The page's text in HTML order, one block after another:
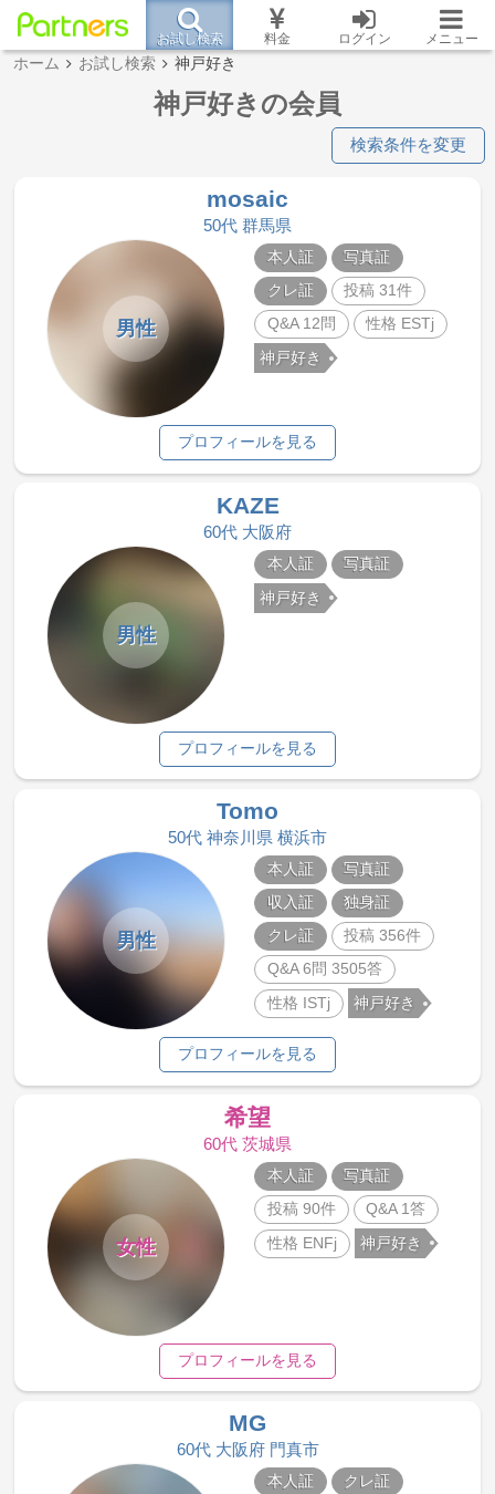
お試し検索 料金 ログイン メニュー
ホーム お試し検索 神戸好き
神戸好きの会員
検索条件を変更
mosaic
50代 群馬県
男性
本人証
写真証
クレ証
投稿 31件
Q&A 12問
性格 ESTj
神戸好き
プロフィールを見る
KAZE
60代 大阪府
男性
本人証 写真証
神戸好き
プロフィールを見る
Tomo
50代 神奈川県 横浜市
男性
本人証
写真証
収入証
独身証
クレ証
投稿 356件
Q&A 6問 3505答
性格 ISTj 神戸好き
プロフィールを見る
希望
60代 茨城県
女性
本人証
写真証
投稿 90件
Q&A 1答
性格 ENFj 神戸好き
プロフィールを見る
MG
60代 大阪府 門真市
本人証 クレ証